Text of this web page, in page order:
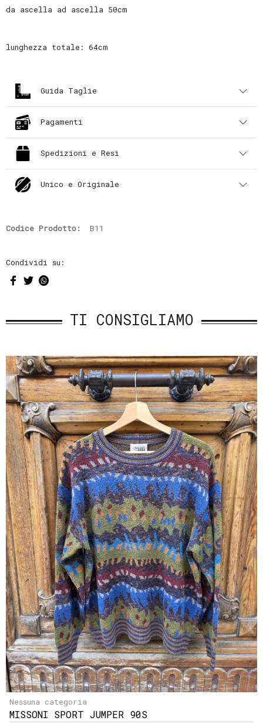
da ascella ad ascella 50cm
lunghezza totale: 64cm
Guida Taglie
Pagamenti
Spedizioni e Resi
Unico e Originale
Codice Prodotto: B11
Condividi su:
TI CONSIGLIAMO
Nessuna categoria
MISSONI SPORT JUMPER 90S